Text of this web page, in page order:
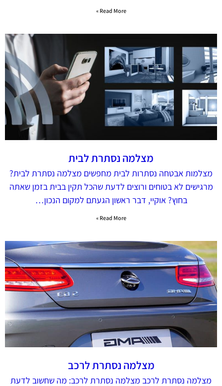
Read More »
מצלמה נסתרת לבית
מצלמות אבטחה נסתרות לבית מחפשים מצלמה נסתרת לבית?
מרגישים לא בטוחים ורוצים לדעת שהכל תקין בבית בזמן שאתה
בחוץ? אוקיי, דבר ראשון הגעתם למקום הנכון…
Read More »
מצלמה נסתרת לרכב
מצלמה נסתרת לרכב מצלמה נסתרת לרכב: מה שחשוב לדעת